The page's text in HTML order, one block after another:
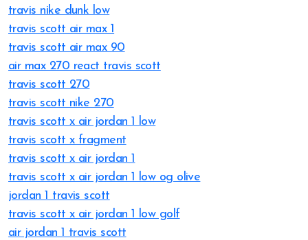
travis nike dunk low
travis scott air max 1
travis scott air max 90
air max 270 react travis scott
travis scott 270
travis scott nike 270
travis scott x air jordan 1 low
travis scott x fragment
travis scott x air jordan 1
travis scott x air jordan 1 low og olive
jordan 1 travis scott
travis scott x air jordan 1 low golf
air jordan 1 travis scott